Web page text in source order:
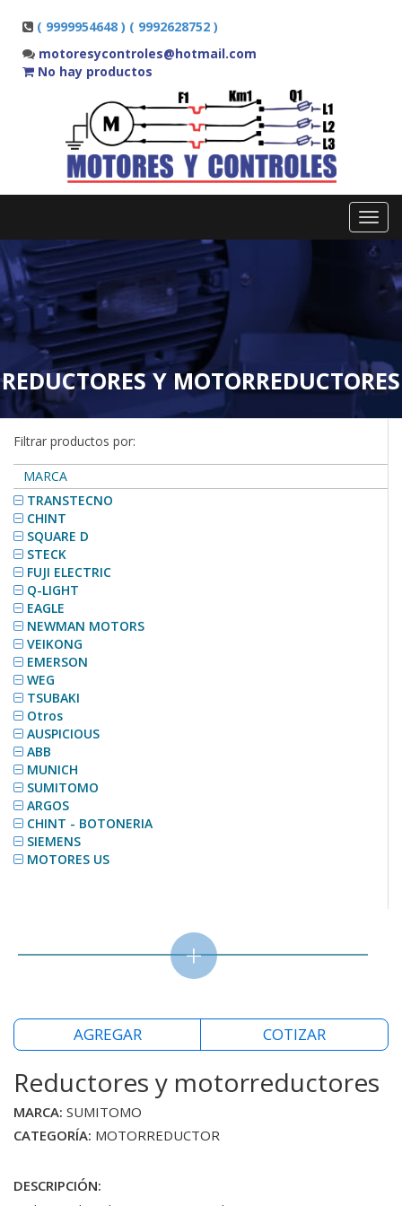
( 9999954648 ) ( 9992628752 )
motoresycontroles@hotmail.com
No hay productos
REDUCTORES Y MOTORREDUCTORES
Filtrar productos por:
MARCA
TRANSTECNO
CHINT
SQUARE D
STECK
FUJI ELECTRIC
Q-LIGHT
EAGLE
NEWMAN MOTORS
VEIKONG
EMERSON
WEG
TSUBAKI
Otros
AUSPICIOUS
ABB
MUNICH
SUMITOMO
ARGOS
CHINT - BOTONERIA
SIEMENS
MOTORES US
+
AGREGAR COTIZAR
Reductores y motorreductores
MARCA: SUMITOMO
CATEGORÍA: MOTORREDUCTOR
DESCRIPCIÓN: